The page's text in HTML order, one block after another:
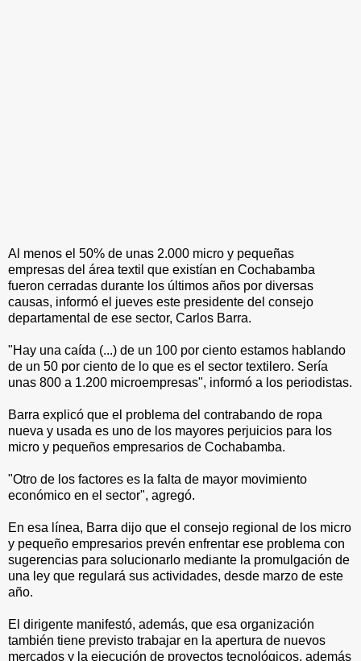
Al menos el 50% de unas 2.000 micro y pequeñas
empresas del área textil que existían en Cochabamba
fueron cerradas durante los últimos años por diversas
causas, informó el jueves este presidente del consejo
departamental de ese sector, Carlos Barra.
"Hay una caída (...) de un 100 por ciento estamos hablando
de un 50 por ciento de lo que es el sector textilero. Sería
unas 800 a 1.200 microempresas", informó a los periodistas.
Barra explicó que el problema del contrabando de ropa
nueva y usada es uno de los mayores perjuicios para los
micro y pequeños empresarios de Cochabamba.
"Otro de los factores es la falta de mayor movimiento
económico en el sector", agregó.
En esa línea, Barra dijo que el consejo regional de los micro
y pequeño empresarios prevén enfrentar ese problema con
sugerencias para solucionarlo mediante la promulgación de
una ley que regulará sus actividades, desde marzo de este
año.
El dirigente manifestó, además, que esa organización
también tiene previsto trabajar en la apertura de nuevos
mercados y la ejecución de proyectos tecnológicos, además